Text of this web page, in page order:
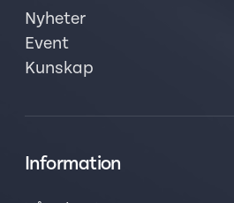
Nyheter
Event
Kunskap
Information